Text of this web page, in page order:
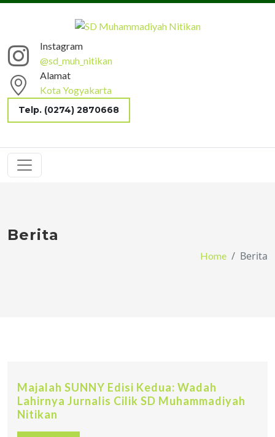
Instagram
@sd_muh_nitikan
Alamat
Kota Yogyakarta
Telp. (0274) 2870668
Berita
Home Berita
Majalah SUNNY Edisi Kedua: Wadah
Lahirnya Jurnalis Cilik SD Muhammadiyah
Nitikan